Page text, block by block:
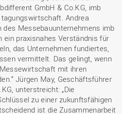
GmbH & Co.KG, imb
Andrea
des Messebauunternehmens imb
ein praxisnahes Verständnis für
das Unternehmen fundiertes,
vermittelt. Das gelingt, wenn
mit ihren
Jürgen May, Geschäftsführer
unterstreicht: „Die
zu einer zukunftsfähigen
ist die Zusammenarbeit